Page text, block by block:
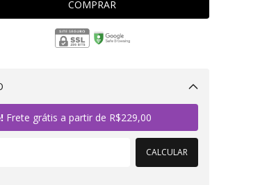
Frete grátis a partir de R$229,00
CALCULAR